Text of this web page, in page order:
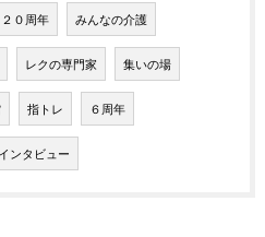
２０周年 みんなの介護
レクの専門家 集いの場
指トレ ６周年
インタビュー